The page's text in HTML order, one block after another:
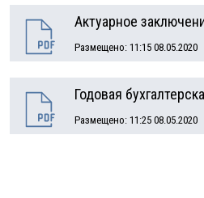
Актуарное
Размещено: 11:15 08.05.2020
Годовая
Размещено: 11:25 08.05.2020